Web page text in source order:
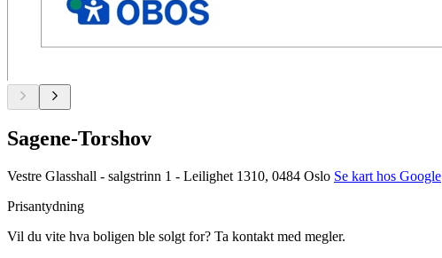
Sagene-Torshov
Vestre Glasshall - salgstrinn 1 - Leilighet 1310, 0484 Oslo Se kart hos Google
Prisantydning
Vil du vite hva boligen ble solgt for? Ta kontakt med megler.